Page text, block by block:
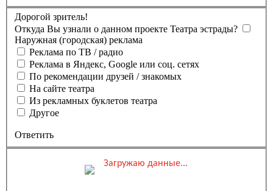
Дорогой зритель!
Откуда Вы узнали о данном проекте Театра эстрады?
Наружная (городская) реклама
Реклама по ТВ / радио
Реклама в Яндекс, Google или соц. сетях
По рекомендации друзей / знакомых
На сайте театра
Из рекламных буклетов театра
Другое
Ответить
Загружаю данные...